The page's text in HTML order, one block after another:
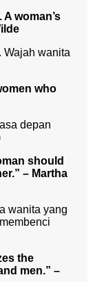
woman’s
Wajah wanita
who
depan
should
– Martha
wanita yang
the
men.” –